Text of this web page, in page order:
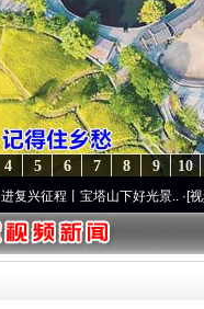
10
9
8
7
6
5
4
丨宝塔山下好光景..·[视频]因党而